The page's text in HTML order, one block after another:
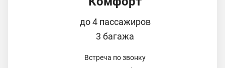
до 4 пассажиров
3 багажа
Встреча по звонку